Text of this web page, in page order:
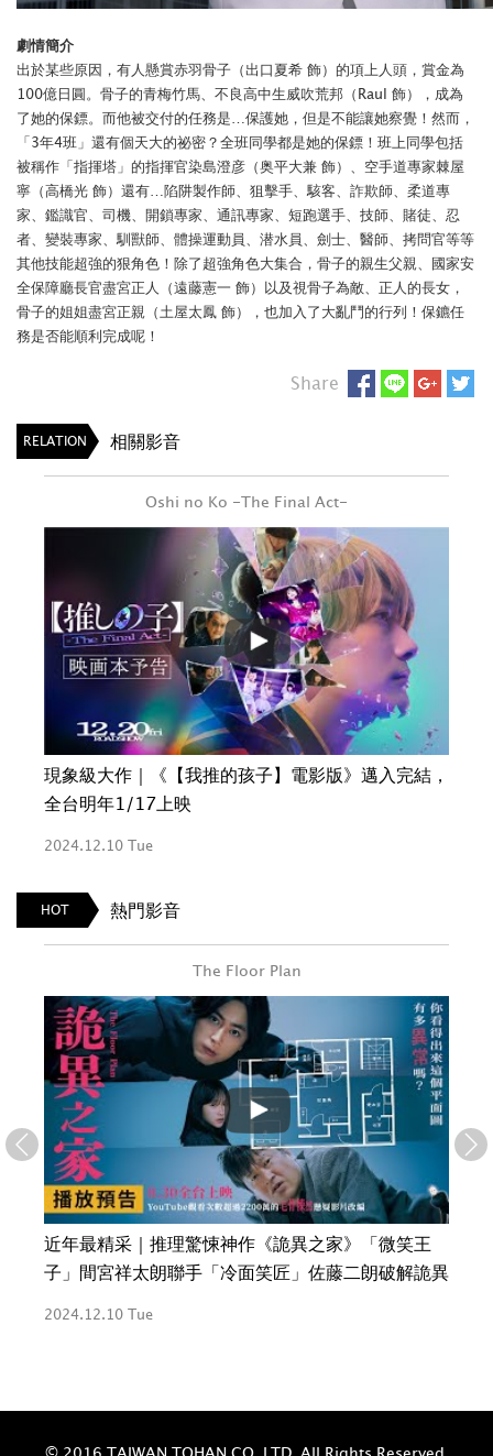
劇情簡介
出於某些原因，有人懸賞赤羽骨子（出口夏希 飾）的項上人頭，賞金為
100億日圓。骨子的青梅竹馬、不良高中生威吹荒邦（Raul 飾），成為
了她的保鏢。而他被交付的任務是…保護她，但是不能讓她察覺！然而，
「3年4班」還有個天大的祕密？全班同學都是她的保鏢！班上同學包括
被稱作「指揮塔」的指揮官染島澄彦（奥平大兼 飾）、空手道專家棘屋
寧（高橋光 飾）還有…陷阱製作師、狙擊手、駭客、詐欺師、柔道專
家、鑑識官、司機、開鎖專家、通訊專家、短跑選手、技師、賭徒、忍
者、變裝專家、馴獸師、體操運動員、潜水員、劍士、醫師、拷問官等等
其他技能超強的狠角色！除了超強角色大集合，骨子的親生父親、國家安
全保障廳長官盡宮正人（遠藤憲一 飾）以及視骨子為敵、正人的長女，
骨子的姐姐盡宮正親（土屋太鳳 飾），也加入了大亂鬥的行列！保鑣任
務是否能順利完成呢！
Share
RELATION 相關影音
Oshi no Ko -The Final Act-
現象級大作｜《【我推的孩子】電影版》邁入完結，
全台明年1/17上映
2024.12.10 Tue
HOT 熱門影音
Pile
Pile 日本超人氣聲優偶像 - 你不曾見過的她
2024.12.10 Tue